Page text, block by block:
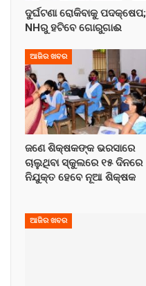
ଦୁର୍ଘଟଣା ରୋକିବାକୁ ପଦକ୍ଷେପ;
NHରୁ ହଟିବେ ଗୋରୁଗାଈ
ଆଜିର ଖବର
ଜଣେ ଶିକ୍ଷକଙ୍କ ଭରସାରେ
ଚାଲୁଥିବା ସ୍କୁଲରେ ୧୫ ଦିନରେ
ନିଯୁକ୍ତ ହେବେ ନୂଆ ଶିକ୍ଷକ
ଆଜିର ଖବର